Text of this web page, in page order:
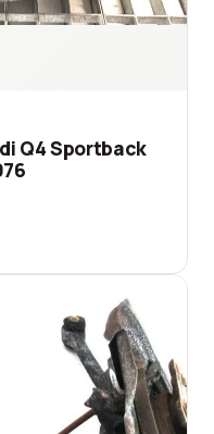
Q4 Sportback